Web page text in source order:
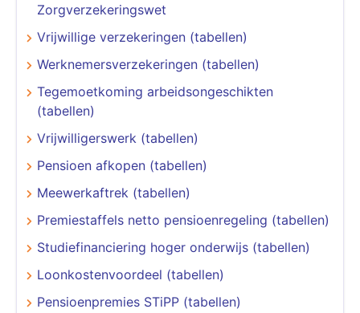
Zorgverzekeringswet
Vrijwillige verzekeringen (tabellen)
Werknemersverzekeringen (tabellen)
Tegemoetkoming arbeidsongeschikten
(tabellen)
Vrijwilligerswerk (tabellen)
Pensioen afkopen (tabellen)
Meewerkaftrek (tabellen)
Premiestaffels netto pensioenregeling (tabellen)
Studiefinanciering hoger onderwijs (tabellen)
Loonkostenvoordeel (tabellen)
Pensioenpremies STiPP (tabellen)